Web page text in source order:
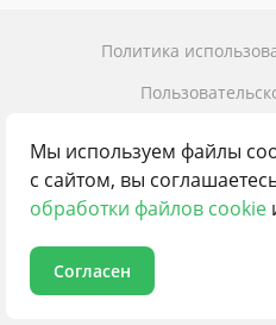
© 2016 - 2026
Карта
Политика
Мы используем файлы
с сайтом, вы
обработки файлов cookie
Согласен